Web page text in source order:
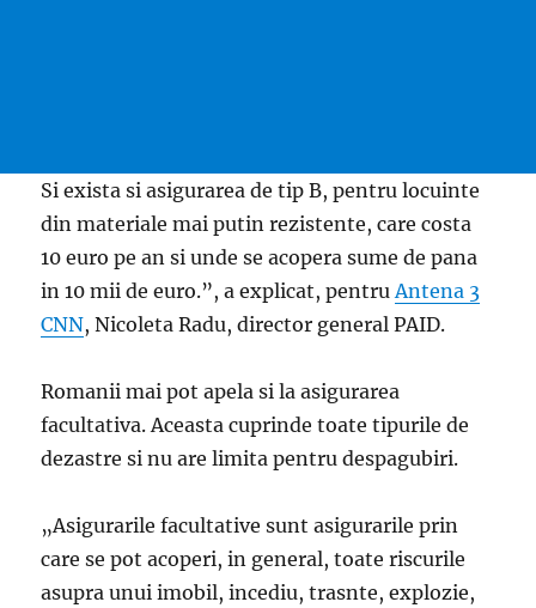
Si exista si asigurarea de tip B, pentru locuinte
din materiale mai putin rezistente, care costa
10 euro pe an si unde se acopera sume de pana
in 10 mii de euro.”, a explicat, pentruAntena 3
CNN, Nicoleta Radu, director general PAID.
Romanii mai pot apela si la asigurarea
facultativa. Aceasta cuprinde toate tipurile de
dezastre si nu are limita pentru despagubiri.
„Asigurarile facultative sunt asigurarile prin
care se pot acoperi, in general, toate riscurile
asupra unui imobil, incediu, trasnte, explozie,